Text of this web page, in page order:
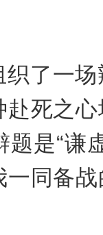
了一
死之
是“谦
同备